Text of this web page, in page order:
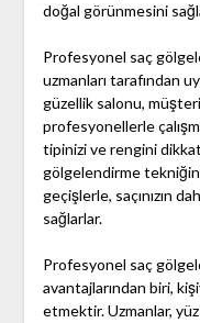
doğal görünmesini
Profesyonel saç
uzmanları tarafından
güzellik salonu,
profesyonellerle
tipinizi ve rengini
gölgelendirme
geçişlerle, saçınızın
sağlarlar.
Profesyonel saç
avantajlarından biri,
etmektir. Uzmanlar,